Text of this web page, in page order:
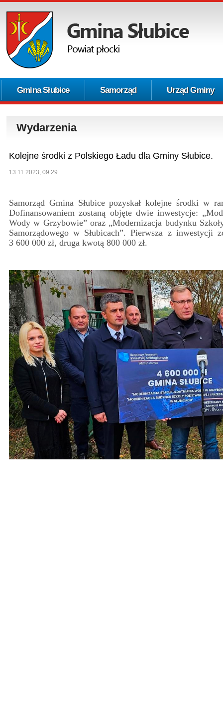
Gmina Słubice Samorząd Urząd Gminy
Wydarzenia
Kolejne środki z Polskiego Ładu dla Gminy Słubice.
13.11.2023, 09:29
Samorząd Gmina Słubice pozyskał kolejne środki w
Dofinansowaniem zostaną objęte dwie inwestycje:
Wody w Grzybowie” oraz „Modernizacja budynku
Samorządowego w Słubicach”. Pierwsza z inwestycji
3 600 000 zł, druga kwotą 800 000 zł.